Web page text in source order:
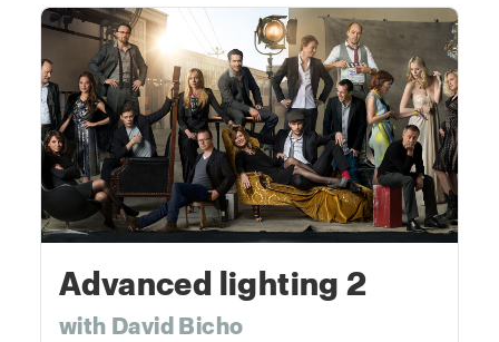
Advanced lighting 2
with David Bicho